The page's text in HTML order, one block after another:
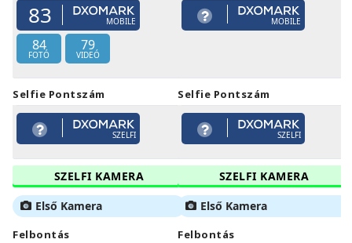
83 MOBILE
84
FOTÓ
79
VIDEÓ
Selfie Pontszám
SZELFI
SZELFI KAMERA
Első Kamera
Felbontás
MOBILE
Selfie Pontszám
SZELFI
SZELFI KAMERA
Első Kamera
Felbontás